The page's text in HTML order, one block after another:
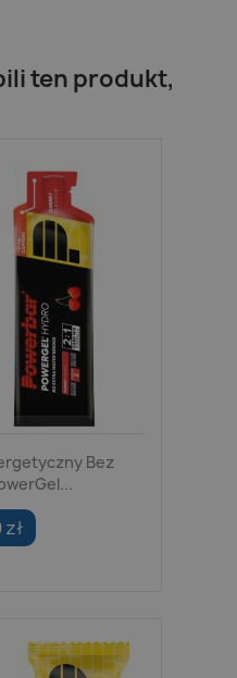
ten produkt,
Bez
zł